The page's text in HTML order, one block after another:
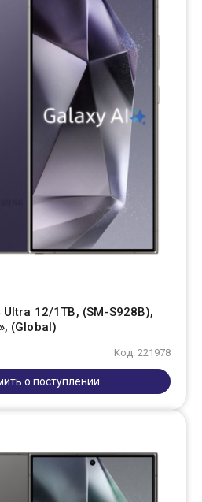
12/1TB, (SM-S928B),
(Global)
Код: 221978
о поступлении